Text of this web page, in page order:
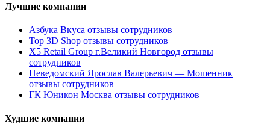
Лучшие компании
Азбука Вкуса отзывы сотрудников
Top 3D Shop отзывы сотрудников
X5 Retail Group г.Великий Новгород отзывы
сотрудников
Неведомский Ярослав Валерьевич — Мошенник
отзывы сотрудников
ГК Юникон Москва отзывы сотрудников
Худшие компании